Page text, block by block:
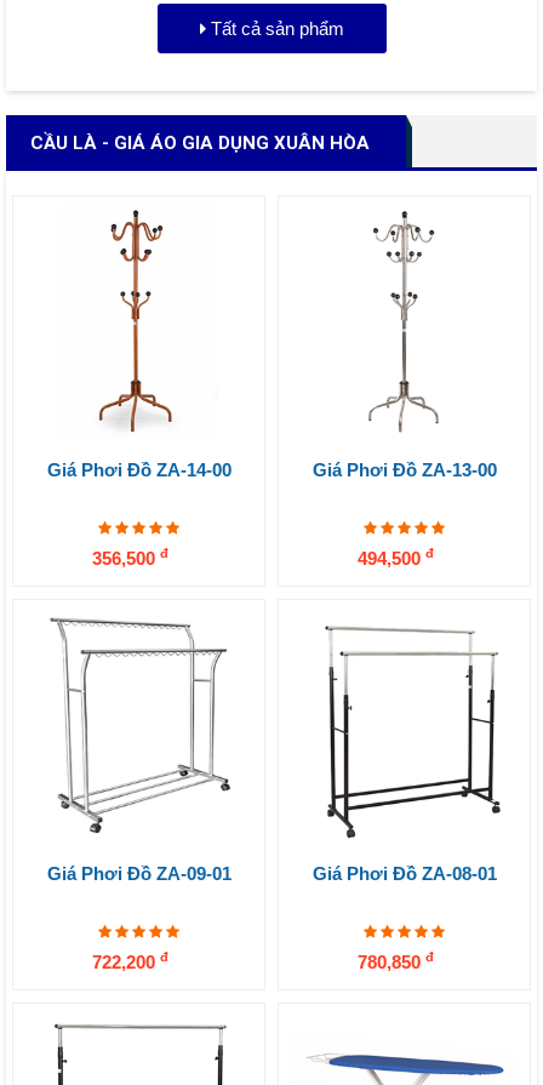
Tất cả sản phẩm
CẦU LÀ - GIÁ ÁO GIA DỤNG XUÂN HÒA
Giá Phơi Đồ ZA-14-00
356,500 đ
Giá Phơi Đồ ZA-13-00
494,500 đ
Giá Phơi Đồ ZA-09-01
722,200 đ
Giá Phơi Đồ ZA-08-01
780,850 đ